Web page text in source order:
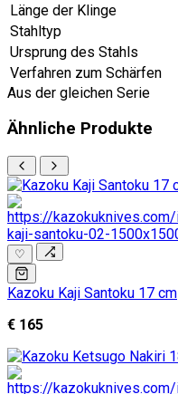
Länge der Klinge
Stahltyp
Ursprung des Stahls
Verfahren zum Schärfen
Aus der gleichen Serie
Ähnliche Produkte
♡
Kazoku Kaji Santoku 17 cm
€ 165